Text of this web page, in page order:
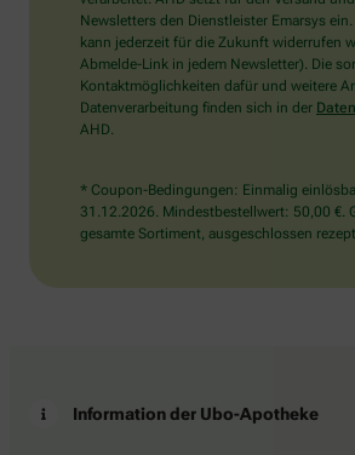
den
Stern.
Newsletters den Dienstleister Emarsys
kann jederzeit für die Zukunft widerrufen
Abmelde-Link in jedem Newsletter). Die
Kontaktmöglichkeiten dafür und weitere
Datenverarbeitung finden sich in der
AHD.
* Coupon-Bedingungen: Einmalig
31.12.2026. Mindestbestellwert: 50,00 €.
gesamte Sortiment, ausgeschlossen
Information der Ubo-Apotheke